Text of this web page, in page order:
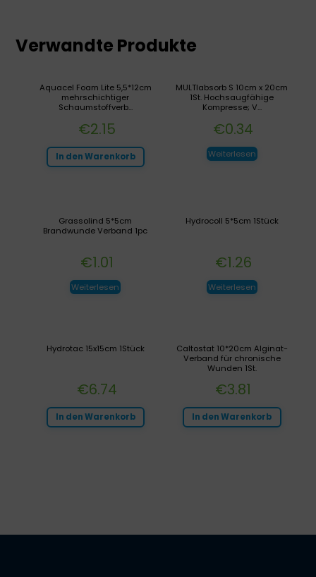
Verwandte Produkte
MULTIabsorb S 10cm x 20cm
1St. Hochsaugfähige
Kompresse; V...
€0.34
Weiterlesen
Aquacel Foam Lite 5,5*12cm
mehrschichtiger
Schaumstoffverb...
€2.15
In den Warenkorb
Hydrocoll 5*5cm 1Stück
€1.26
Weiterlesen
Grassolind 5*5cm
Brandwunde Verband 1pc
€1.01
Weiterlesen
Caltostat 10*20cm Alginat-
Verband für chronische
Wunden 1St.
€3.81
In den Warenkorb
Hydrotac 15x15cm 1Stück
€6.74
In den Warenkorb